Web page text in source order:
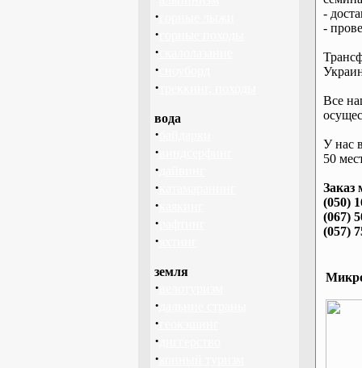
·
·
·
·
·
вода
·
·
·
·
·
·
·
земля
·
·
·
·
·
-
-
Все
У нас
50
Заказ
(050)
(067)
(057)